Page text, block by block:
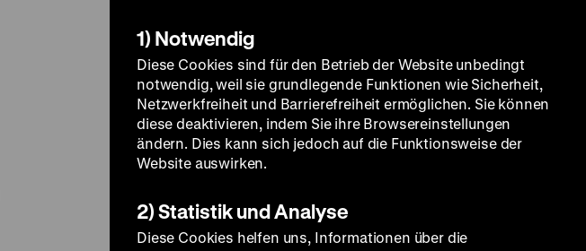
1) Notwendig
Diese Cookies sind für den Betrieb der Website unbedingt
notwendig, weil sie grundlegende Funktionen wie Sicherheit,
Netzwerkfreiheit und Barrierefreiheit ermöglichen. Sie können
diese deaktivieren, indem Sie ihre Browsereinstellungen
ändern. Dies kann sich jedoch auf die Funktionsweise der
Website auswirken.
2) Statistik und Analyse
Diese Cookies helfen uns, Informationen über die